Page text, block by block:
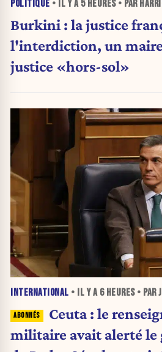
POLITIQUE • IL Y A 5 HEURES• PAR
Burkini : la justice
l'interdiction, un
justice «hors-sol»
INTERNATIONAL • IL Y A 6 HEURES• PAR
Ceuta : le
militaire avait alerté le